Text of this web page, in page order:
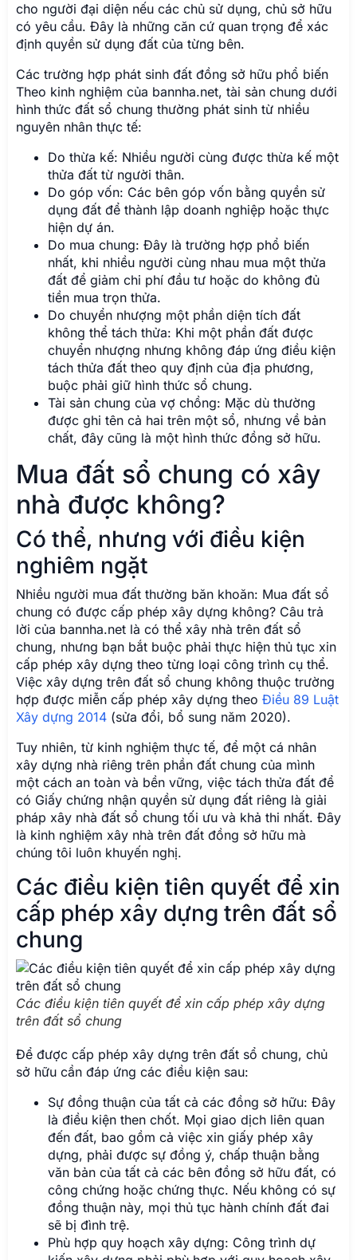
cho người đại diện nếu các chủ sử dụng, chủ sở hữu
có yêu cầu. Đây là những căn cứ quan trọng để xác
định quyền sử dụng đất của từng bên.
Các trường hợp phát sinh đất đồng sở hữu phổ biến
Theo kinh nghiệm của bannha.net, tài sản chung dưới
hình thức đất sổ chung thường phát sinh từ nhiều
nguyên nhân thực tế:
Do thừa kế: Nhiều người cùng được thừa kế một
thửa đất từ người thân.
Do góp vốn: Các bên góp vốn bằng quyền sử
dụng đất để thành lập doanh nghiệp hoặc thực
hiện dự án.
Do mua chung: Đây là trường hợp phổ biến
nhất, khi nhiều người cùng nhau mua một thửa
đất để giảm chi phí đầu tư hoặc do không đủ
tiền mua trọn thửa.
Do chuyển nhượng một phần diện tích đất
không thể tách thửa: Khi một phần đất được
chuyển nhượng nhưng không đáp ứng điều kiện
tách thửa đất theo quy định của địa phương,
buộc phải giữ hình thức sổ chung.
Tài sản chung của vợ chồng: Mặc dù thường
được ghi tên cả hai trên một sổ, nhưng về bản
chất, đây cũng là một hình thức đồng sở hữu.
Mua đất sổ chung có xây
nhà được không?
Có thể, nhưng với điều kiện
nghiêm ngặt
Nhiều người mua đất thường băn khoăn: Mua đất sổ
chung có được cấp phép xây dựng không? Câu trả
lời của bannha.net là có thể xây nhà trên đất sổ
chung, nhưng bạn bắt buộc phải thực hiện thủ tục xin
cấp phép xây dựng theo từng loại công trình cụ thể.
Việc xây dựng trên đất sổ chung không thuộc trường
hợp được miễn cấp phép xây dựng theo Điều 89 Luật
Xây dựng 2014 (sửa đổi, bổ sung năm 2020).
Tuy nhiên, từ kinh nghiệm thực tế, để một cá nhân
xây dựng nhà riêng trên phần đất chung của mình
một cách an toàn và bền vững, việc tách thửa đất để
có Giấy chứng nhận quyền sử dụng đất riêng là giải
pháp xây nhà đất sổ chung tối ưu và khả thi nhất. Đây
là kinh nghiệm xây nhà trên đất đồng sở hữu mà
chúng tôi luôn khuyến nghị.
Các điều kiện tiên quyết để xin
cấp phép xây dựng trên đất sổ
chung
Các điều kiện tiên quyết để xin cấp phép xây dựng
trên đất sổ chung
Để được cấp phép xây dựng trên đất sổ chung, chủ
sở hữu cần đáp ứng các điều kiện sau:
Sự đồng thuận của tất cả các đồng sở hữu: Đây
là điều kiện then chốt. Mọi giao dịch liên quan
đến đất, bao gồm cả việc xin giấy phép xây
dựng, phải được sự đồng ý, chấp thuận bằng
văn bản của tất cả các bên đồng sở hữu đất, có
công chứng hoặc chứng thực. Nếu không có sự
đồng thuận này, mọi thủ tục hành chính đất đai
sẽ bị đình trệ.
Phù hợp quy hoạch xây dựng: Công trình dự